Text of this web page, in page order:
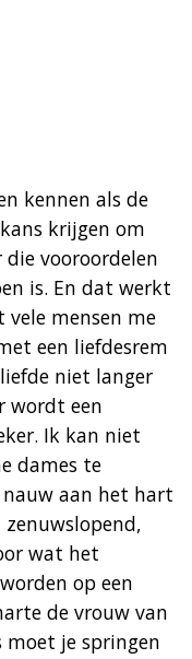
kennen als de
krijgen om
vooroordelen
is. En dat werkt
mensen me
een liefdesrem
niet langer
wordt een
Ik kan niet
dames te
aan het hart
wat het
op een
de vrouw van
je springen